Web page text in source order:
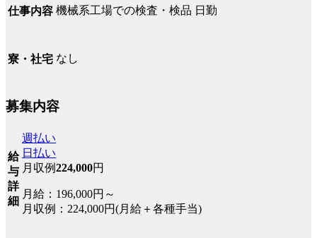
仕事内容 機械系工場での検査・検品 日勤
寮・社宅 なし
募集内容
給
与
詳
細
週払い
日払い
月収例224,000円
月給：196,000円～
月収例：224,000円(月給＋各種手当)